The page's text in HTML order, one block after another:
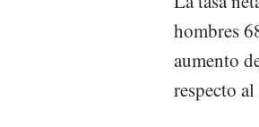
hombres
aumento
respecto